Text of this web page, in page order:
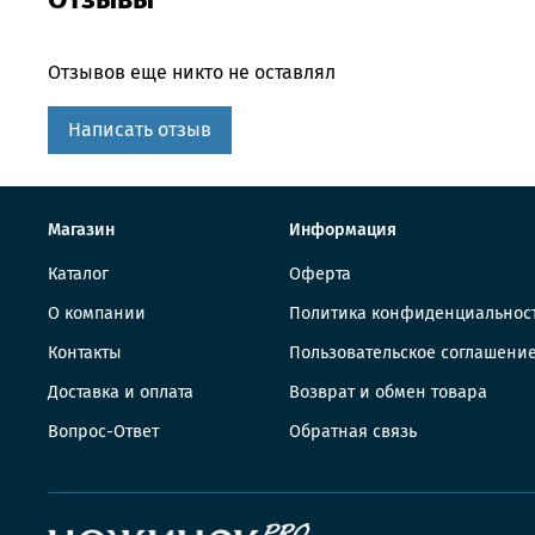
Отзывов еще никто не оставлял
Написать отзыв
Магазин
Каталог
О компании
Контакты
Доставка и оплата
Вопрос-Ответ
Информация
Оферта
Политика
Пользовательское
Возврат и обмен товара
Обратная связь